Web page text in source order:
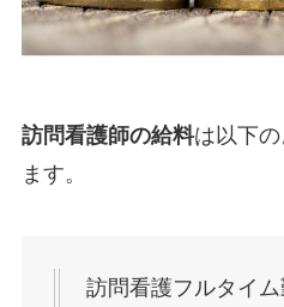
訪問看護師の給料は以下
ます。
訪問看護フルタイ